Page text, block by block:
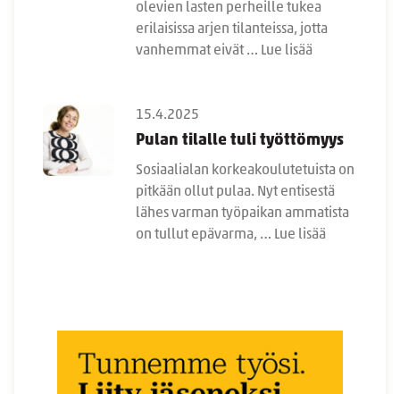
olevien lasten perheille tukea
erilaisissa arjen tilanteissa, jotta
vanhemmat eivät … Lue lisää
15.4.2025
Pulan tilalle tuli työttömyys
Sosiaalialan korkeakoulutetuista on
pitkään ollut pulaa. Nyt entisestä
lähes varman työpaikan ammatista
on tullut epävarma, … Lue lisää